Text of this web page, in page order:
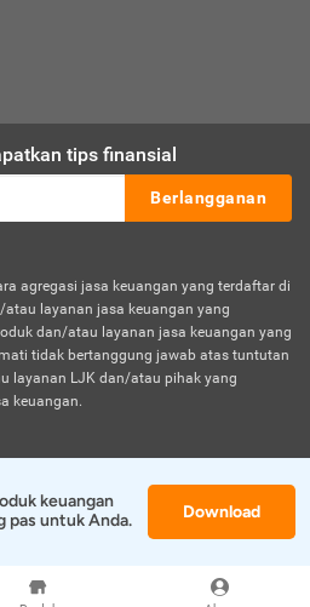
tips finansial
Berlangganan
agregasi jasa keuangan yang terdaftar di
atau layanan jasa keuangan yang
dan/atau layanan jasa keuangan yang
tidak bertanggung jawab atas tuntutan
layanan LJK dan/atau pihak yang
keuangan.
keuangan
pas untuk Anda.
Download